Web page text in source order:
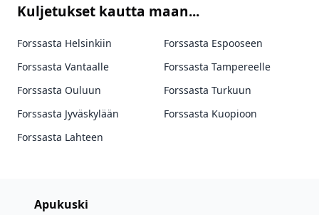
Kuljetukset kautta maan...
Forssasta Helsinkiin
Forssasta Espooseen
Forssasta Vantaalle
Forssasta Tampereelle
Forssasta Ouluun
Forssasta Turkuun
Forssasta Jyväskylään
Forssasta Kuopioon
Forssasta Lahteen
Apukuski